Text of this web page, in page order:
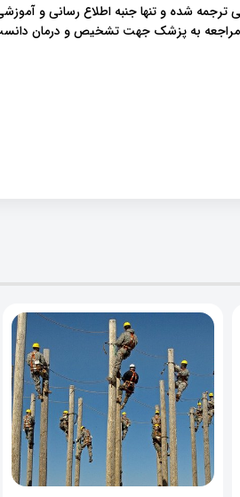
شده و تنها جنبه اطلاع رسانی و
مراجعه به پزشک جهت تشخیص و درمان